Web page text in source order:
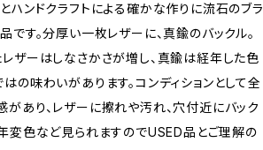
ハンドクラフトによる確かな作りに流石のブラ
です。分厚い一枚レザーに、真鍮のバックル。
ザーはしなさかさが増し、真鍮は経年した色
の味わいがあります。コンディションとして全
あり、レザーに擦れや汚れ、穴付近にバック
変色など見られますのでUSED品とご理解の